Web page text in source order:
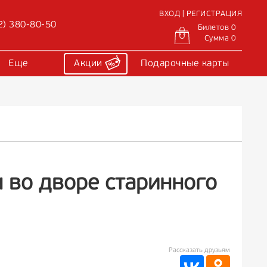
380-80-50
ВХОД | РЕГИСТРАЦИЯ
Билетов 0
Сумма 0
Еще Акции Подарочные карты
дворе старинного
Рассказать друзьям